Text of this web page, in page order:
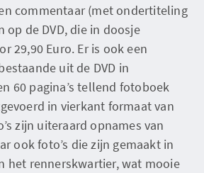
commentaar (met ondertiteling
op de DVD, die in doosje
29,90 Euro. Er is ook een
uit de DVD in
60 pagina’s tellend fotoboek
in vierkant formaat van
zijn uiteraard opnames van
ook foto’s die zijn gemaakt in
het rennerskwartier, wat mooie